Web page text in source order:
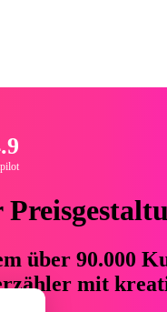
über 90.000
mit